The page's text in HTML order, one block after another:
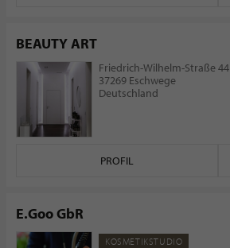
BEAUTY ART
Friedrich-Wilhelm-Straße 44
37269 Eschwege
Deutschland
PROFIL
E.Goo GbR
KOSMETIKSTUDIO